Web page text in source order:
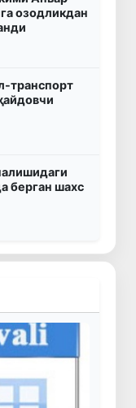
озодликдан
транспорт
берган шахс